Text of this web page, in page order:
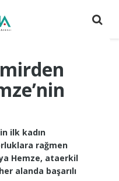
ilk kadın
rağmen
Hemze, ataerkil
alanda başarılı